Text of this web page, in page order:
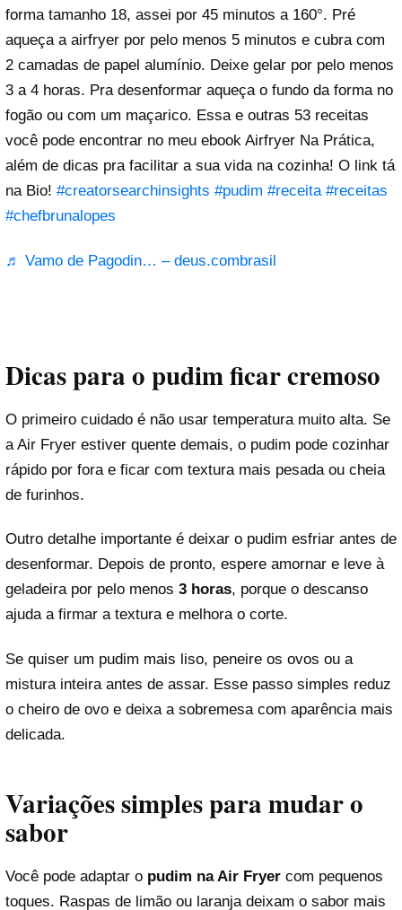
forma tamanho 18, assei por 45 minutos a 160°. Pré
aqueça a airfryer por pelo menos 5 minutos e cubra com
2 camadas de papel alumínio. Deixe gelar por pelo menos
3 a 4 horas. Pra desenformar aqueça o fundo da forma no
fogão ou com um maçarico. Essa e outras 53 receitas
você pode encontrar no meu ebook Airfryer Na Prática,
além de dicas pra facilitar a sua vida na cozinha! O link tá
na Bio! #creatorsearchinsights #pudim #receita #receitas
#chefbrunalopes
♬ Vamo de Pagodin… – deus.combrasil
Dicas para o pudim ficar cremoso
O primeiro cuidado é não usar temperatura muito alta. Se
a Air Fryer estiver quente demais, o pudim pode cozinhar
rápido por fora e ficar com textura mais pesada ou cheia
de furinhos.
Outro detalhe importante é deixar o pudim esfriar antes de
desenformar. Depois de pronto, espere amornar e leve à
geladeira por pelo menos 3 horas, porque o descanso
ajuda a firmar a textura e melhora o corte.
Se quiser um pudim mais liso, peneire os ovos ou a
mistura inteira antes de assar. Esse passo simples reduz
o cheiro de ovo e deixa a sobremesa com aparência mais
delicada.
Variações simples para mudar o
sabor
Você pode adaptar o pudim na Air Fryer com pequenos
toques. Raspas de limão ou laranja deixam o sabor mais